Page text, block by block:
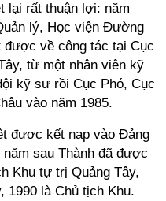
lại rất thuận lợi: năm
lý, Học viện Đường
được về công tác tại Cục
từ một nhân viên kỹ
kỹ sư rồi Cục Phó, Cục
vào năm 1985.
được kết nạp vào Đảng
sau Thành đã được
Khu tự trị Quảng Tây,
1990 là Chủ tịch Khu.